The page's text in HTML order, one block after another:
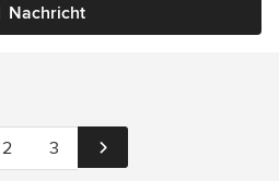
Nachricht
2 3